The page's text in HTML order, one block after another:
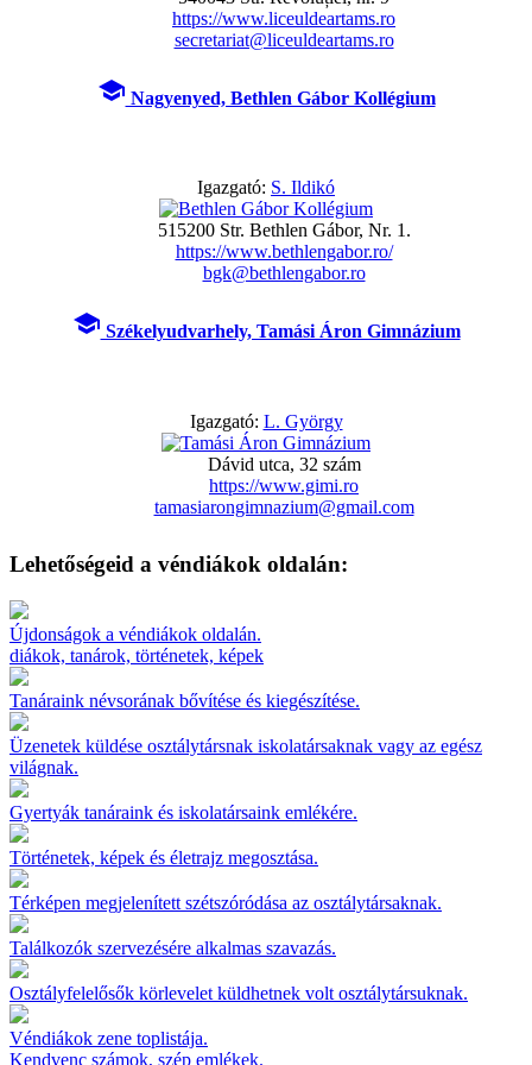
https://www.liceuldeartams.ro
secretariat@liceuldeartams.ro
school Nagyenyed, Bethlen Gábor Kollégium
Igazgató: S. Ildikó
515200 Str. Bethlen Gábor, Nr. 1.
https://www.bethlengabor.ro/
bgk@bethlengabor.ro
school Székelyudvarhely, Tamási Áron Gimnázium
Igazgató: L. György
Dávid utca, 32 szám
https://www.gimi.ro
tamasiarongimnazium@gmail.com
Lehetőségeid a véndiákok oldalán:
Újdonságok a véndiákok oldalán.
diákok, tanárok, történetek, képek
Tanáraink névsorának bővítése és kiegészítése.
Üzenetek küldése osztálytársnak iskolatársaknak vagy az egész
világnak.
Gyertyák tanáraink és iskolatársaink emlékére.
Történetek, képek és életrajz megosztása.
Térképen megjelenített szétszóródása az osztálytársaknak.
Találkozók szervezésére alkalmas szavazás.
Osztályfelelősők körlevelet küldhetnek volt osztálytársuknak.
Véndiákok zene toplistája.
Kendvenc számok, szép emlékek.